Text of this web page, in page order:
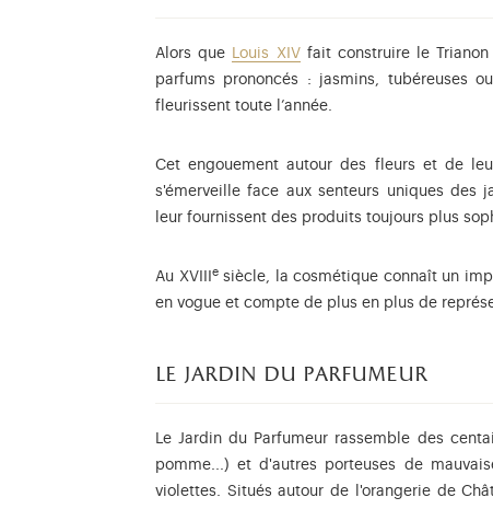
Alors que Louis XIVfait construire le
parfums prononcés : jasmins, tubéreuses
fleurissent toute l’année.
Cet engouement autour des fleurs et de
s'émerveille face aux senteurs uniques des
leur fournissent des produits toujours plus
Au XVIII esiècle, la cosmétique connaît un
en vogue et compte de plus en plus de
le jardin du parfumeur
Le Jardin du Parfumeur rassemble des
pomme...) et d'autres porteuses de
violettes. Situés autour de l'orangerie de